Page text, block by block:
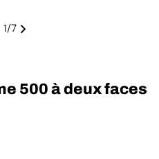
1/7
500 à deux faces